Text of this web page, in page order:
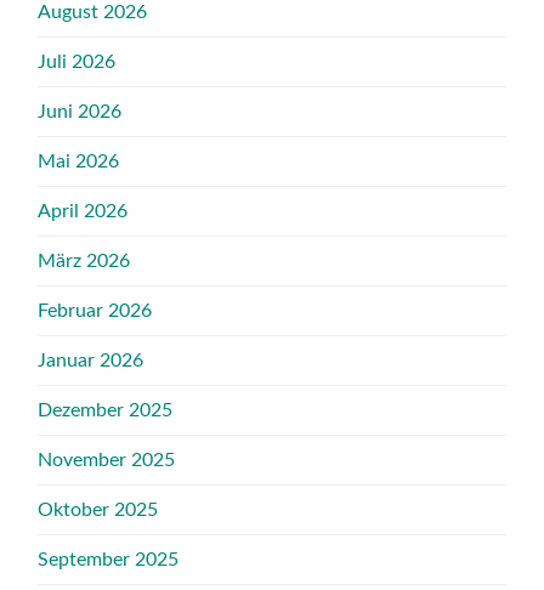
August 2026
Juli 2026
Juni 2026
Mai 2026
April 2026
März 2026
Februar 2026
Januar 2026
Dezember 2025
November 2025
Oktober 2025
September 2025